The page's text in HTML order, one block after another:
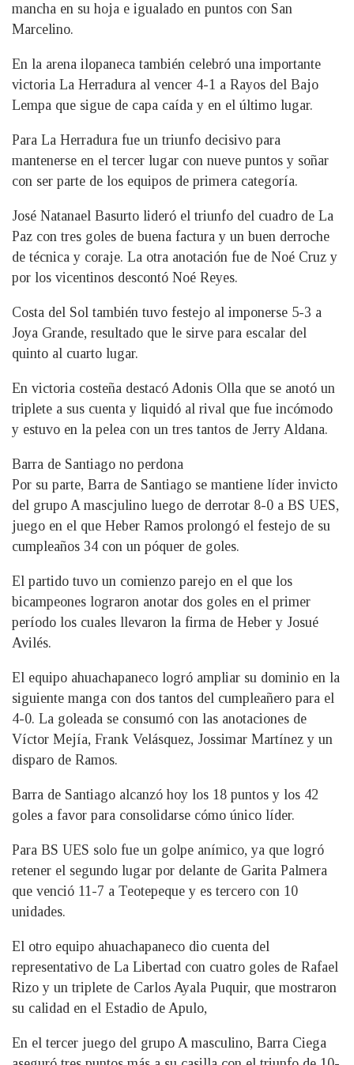
mancha en su hoja e igualado en puntos con San
Marcelino.
En la arena ilopaneca también celebró una importante
victoria La Herradura al vencer 4-1 a Rayos del Bajo
Lempa que sigue de capa caída y en el último lugar.
Para La Herradura fue un triunfo decisivo para
mantenerse en el tercer lugar con nueve puntos y soñar
con ser parte de los equipos de primera categoría.
José Natanael Basurto lideró el triunfo del cuadro de La
Paz con tres goles de buena factura y un buen derroche
de técnica y coraje. La otra anotación fue de Noé Cruz y
por los vicentinos descontó Noé Reyes.
Costa del Sol también tuvo festejo al imponerse 5-3 a
Joya Grande, resultado que le sirve para escalar del
quinto al cuarto lugar.
En victoria costeña destacó Adonis Olla que se anotó un
triplete a sus cuenta y liquidó al rival que fue incómodo
y estuvo en la pelea con un tres tantos de Jerry Aldana.
Barra de Santiago no perdona
Por su parte, Barra de Santiago se mantiene líder invicto
del grupo A mascjulino luego de derrotar 8-0 a BS UES,
juego en el que Heber Ramos prolongó el festejo de su
cumpleaños 34 con un póquer de goles.
El partido tuvo un comienzo parejo en el que los
bicampeones lograron anotar dos goles en el primer
período los cuales llevaron la firma de Heber y Josué
Avilés.
El equipo ahuachapaneco logró ampliar su dominio en la
siguiente manga con dos tantos del cumpleañero para el
4-0. La goleada se consumó con las anotaciones de
Víctor Mejía, Frank Velásquez, Jossimar Martínez y un
disparo de Ramos.
Barra de Santiago alcanzó hoy los 18 puntos y los 42
goles a favor para consolidarse cómo único líder.
Para BS UES solo fue un golpe anímico, ya que logró
retener el segundo lugar por delante de Garita Palmera
que venció 11-7 a Teotepeque y es tercero con 10
unidades.
El otro equipo ahuachapaneco dio cuenta del
representativo de La Libertad con cuatro goles de Rafael
Rizo y un triplete de Carlos Ayala Puquir, que mostraron
su calidad en el Estadio de Apulo,
En el tercer juego del grupo A masculino, Barra Ciega